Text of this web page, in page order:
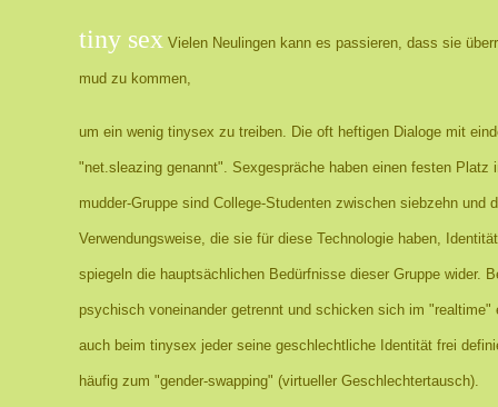
tiny sex Vielen Neulingen kann es passieren, dass sie
mud zu kommen,
um ein wenig tinysex zu treiben. Die oft heftigen Dialoge mit
"net.sleazing genannt". Sexgespräche haben einen festen
mudder-Gruppe sind College-Studenten zwischen siebzehn und
Verwendungsweise, die sie für diese Technologie haben,
spiegeln die hauptsächlichen Bedürfnisse dieser Gruppe wider.
psychisch voneinander getrennt und schicken sich im
auch beim tinysex jeder seine geschlechtliche Identität frei
häufig zum "gender-swapping" (virtueller Geschlechtertausch).